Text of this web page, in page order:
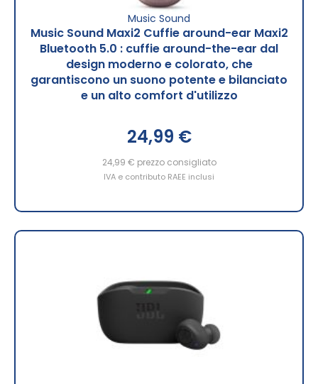
Music Sound
Music Sound Maxi2 Cuffie around-ear Maxi2
Bluetooth 5.0 : cuffie around-the-ear dal
design moderno e colorato, che
garantiscono un suono potente e bilanciato
e un alto comfort d'utilizzo
24,99 €
24,99 € prezzo consigliato
IVA e contributo RAEE inclusi